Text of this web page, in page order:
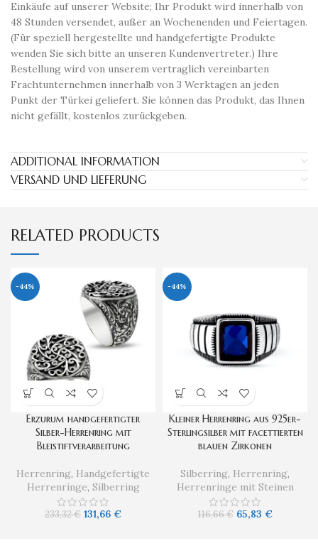
Einkäufe auf unserer Website; Ihr Produkt wird innerhalb von
48 Stunden versendet, außer an Wochenenden und Feiertagen.
(Für speziell hergestellte und handgefertigte Produkte
wenden Sie sich bitte an unseren Kundenvertreter.) Ihre
Bestellung wird von unserem vertraglich vereinbarten
Frachtunternehmen innerhalb von 3 Werktagen an jeden
Punkt der Türkei geliefert. Sie können das Produkt, das Ihnen
nicht gefällt, kostenlos zurückgeben.
ADDITIONAL INFORMATION
VERSAND UND LIEFERUNG
RELATED PRODUCTS
-44%
Erzurum handgefertigter
Silber-Herrenring mit
Bleistiftverarbeitung
Herrenring, Handgefertigte
Herrenringe, Silberring
233,32€ 131,66 €
-44%
Kleiner Herrenring aus 925er-
Sterlingsilber mit facettierten
blauen Zirkonen
Silberring, Herrenring,
Herrenringe mit Steinen
116,66€ 65,83 €